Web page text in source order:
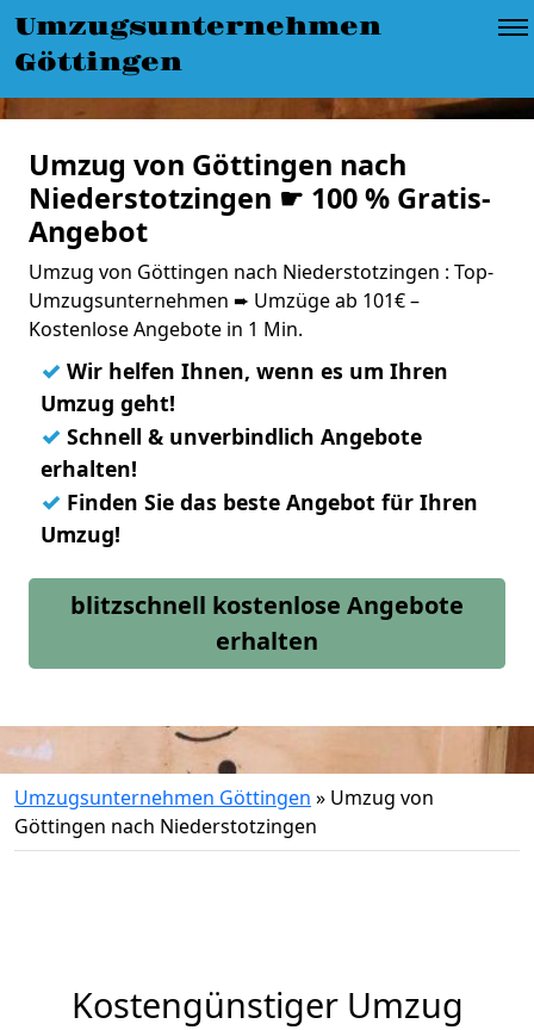
Umzugsunternehmen
Göttingen
Umzug von Göttingen nach
Niederstotzingen ☛ 100 % Gratis-
Angebot
Umzug von Göttingen nach Niederstotzingen : Top-
Umzugsunternehmen ➨ Umzüge ab 101€ –
Kostenlose Angebote in 1 Min.
✓ Wir helfen Ihnen, wenn es um Ihren
Umzug geht!
✓ Schnell & unverbindlich Angebote
erhalten!
✓ Finden Sie das beste Angebot für Ihren
Umzug!
blitzschnell kostenlose Angebote
erhalten
Umzugsunternehmen Göttingen » Umzug von
Göttingen nach Niederstotzingen
Kostengünstiger Umzug